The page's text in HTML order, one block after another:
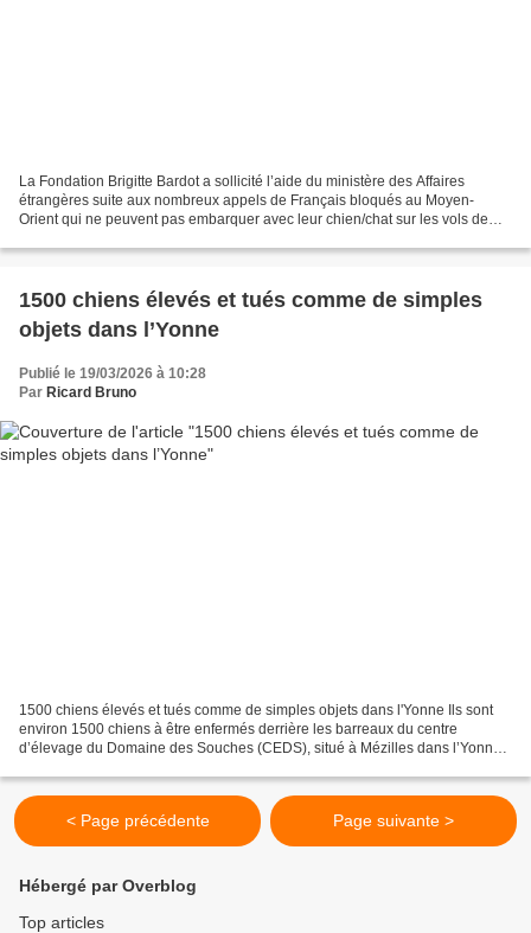
La Fondation Brigitte Bardot a sollicité l’aide du ministère des Affaires
étrangères suite aux nombreux appels de Français bloqués au Moyen-
Orient qui ne peuvent pas embarquer avec leur chien/chat sur les vols de
1500 chiens élevés et tués comme de simples
objets dans l’Yonne
Publié le 19/03/2026 à 10:28
Par Ricard Bruno
1500 chiens élevés et tués comme de simples objets dans l'Yonne Ils sont
environ 1500 chiens à être enfermés derrière les barreaux du centre
d’élevage du Domaine des Souches (CEDS), situé à Mézilles dans l’Yonne.
< Page précédente Page suivante >
Hébergé par Overblog
Top articles